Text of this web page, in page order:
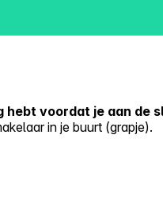
hebt voordat je aan de
in je buurt (grapje).